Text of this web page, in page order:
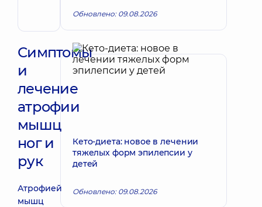
эндоваскулярный
Симптомы
и
лечение
атрофии
мышц
ног и
рук
Атрофией
мышц
Обновлено: 09.08.2026
Кето-диета: новое в лечении
тяжелых форм эпилепсии у
детей
Обновлено: 09.08.2026